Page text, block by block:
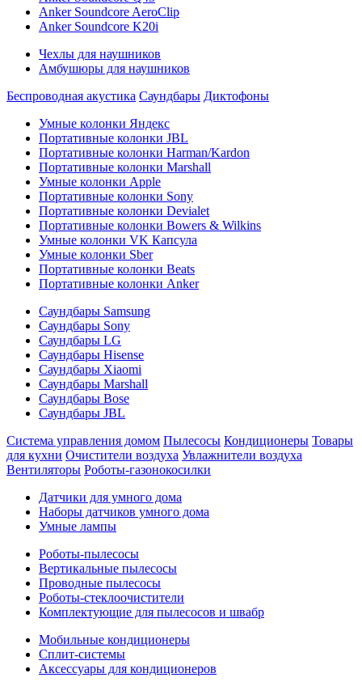
Anker Soundcore AeroClip
Anker Soundcore K20i
Чехлы для наушников
Амбушюры для наушников
Беспроводная акустика Саундбары Диктофоны
Умные колонки Яндекс
Портативные колонки JBL
Портативные колонки Harman/Kardon
Портативные колонки Marshall
Умные колонки Apple
Портативные колонки Sony
Портативные колонки Devialet
Портативные колонки Bowers & Wilkins
Умные колонки VK Капсула
Умные колонки Sber
Портативные колонки Beats
Портативные колонки Anker
Саундбары Samsung
Саундбары Sony
Саундбары LG
Саундбары Hisense
Саундбары Xiaomi
Саундбары Marshall
Саундбары Bose
Саундбары JBL
Система управления домом Пылесосы Кондиционеры Товары
для кухни Очистители воздуха Увлажнители воздуха
Вентиляторы Роботы-газонокосилки
Датчики для умного дома
Наборы датчиков умного дома
Умные лампы
Роботы-пылесосы
Вертикальные пылесосы
Проводные пылесосы
Роботы-стеклоочистители
Комплектующие для пылесосов и швабр
Мобильные кондиционеры
Сплит-системы
Аксессуары для кондиционеров